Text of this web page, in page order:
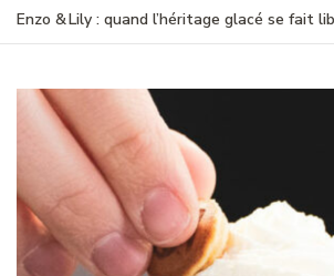
Enzo & Lily : quand l’héritage glacé se fait